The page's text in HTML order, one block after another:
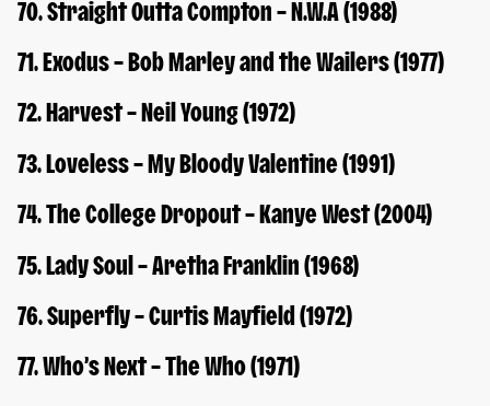
70. Straight Outta Compton – N.W.A (1988)
71. Exodus – Bob Marley and the Wailers (1977)
72. Harvest – Neil Young (1972)
73. Loveless – My Bloody Valentine (1991)
74. The College Dropout – Kanye West (2004)
75. Lady Soul – Aretha Franklin (1968)
76. Superfly – Curtis Mayfield (1972)
77. Who’s Next – The Who (1971)